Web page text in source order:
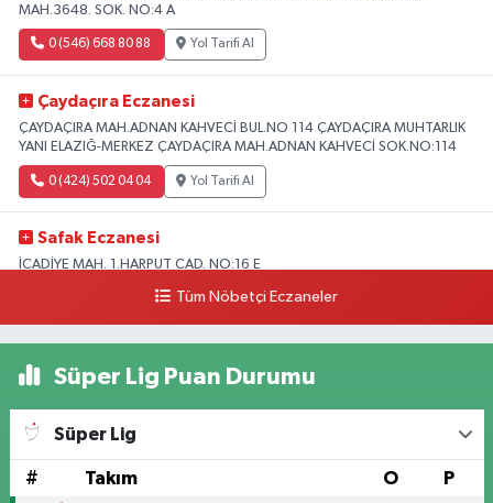
MAH.3648. SOK. NO:4 A
0 (546) 668 80 88 Yol Tarifi Al
Çaydaçıra Eczanesi
ÇAYDAÇIRA MAH.ADNAN KAHVECİ BUL.NO 114 ÇAYDAÇIRA MUHTARLIK
YANI ELAZIĞ-MERKEZ ÇAYDAÇIRA MAH.ADNAN KAHVECİ SOK.NO:114
0 (424) 502 04 04 Yol Tarifi Al
Safak Eczanesi
İCADİYE MAH. 1.HARPUT CAD. NO:16 E
Yol Tarifi Al
Üniversite Mahallesi, Yahya Kemal Caddesi, No:34 B Merkez Elazığ
Fırat Eczanesi
Tüm Nöbetçi Eczaneler
Süper Lig Puan Durumu
Süper Lig
# Takım O P